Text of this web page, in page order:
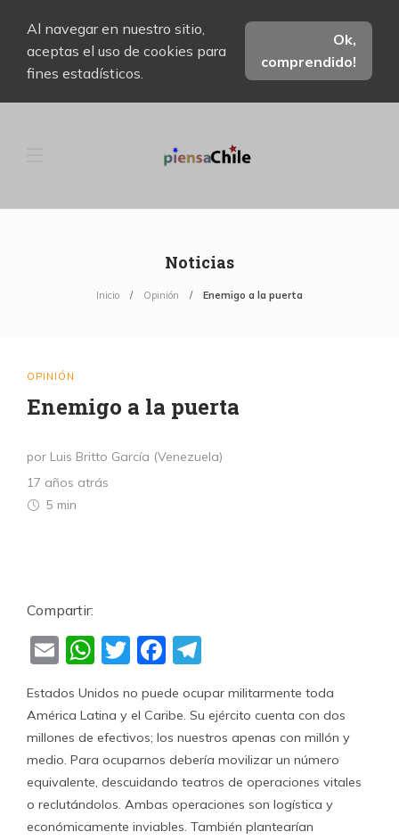
Al navegar en nuestro sitio,
aceptas el uso de cookies para
fines estadísticos.
Ok,
comprendido!
Noticias
Inicio Opinión Enemigo a la puerta
OPINIÓN
Enemigo a la puerta
por Luis Britto García (Venezuela)
17 años atrás
5 min
Compartir:
EmailWhatsApp
TwitterFacebook
Estados Unidos no puede ocupar militarmente toda
América Latina y el Caribe. Su ejército cuenta con dos
millones de efectivos; los nuestros apenas con millón y
medio. Para ocuparnos debería movilizar un número
equivalente, descuidando teatros de operaciones vitales
o reclutándolos. Ambas operaciones son logística y
económicamente inviables. También plantearían